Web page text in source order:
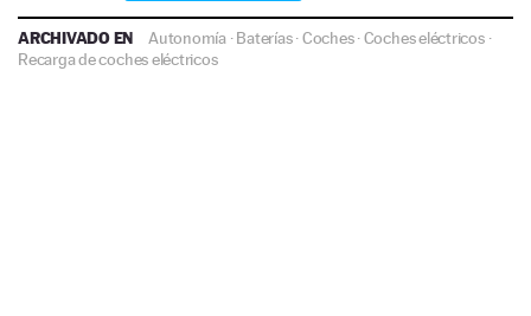
ARCHIVADO EN Autonomía·Baterías·Coches·Coches eléctricos·
Recarga de coches eléctricos